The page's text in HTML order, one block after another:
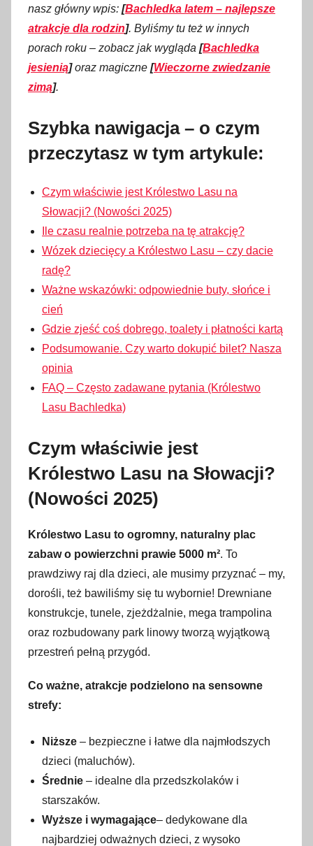
nasz główny wpis: [Bachledka latem – najlepsze
atrakcje dla rodzin]. Byliśmy tu też w innych
porach roku – zobacz jak wygląda [Bachledka
jesienią]oraz magiczne [Wieczorne zwiedzanie
zimą].
Szybka nawigacja – o czym
przeczytasz w tym artykule:
Czym właściwie jest Królestwo Lasu na
Słowacji? (Nowości 2025)
Ile czasu realnie potrzeba na tę atrakcję?
Wózek dziecięcy a Królestwo Lasu – czy dacie
radę?
Ważne wskazówki: odpowiednie buty, słońce i
cień
Gdzie zjeść coś dobrego, toalety i płatności kartą
Podsumowanie. Czy warto dokupić bilet? Nasza
opinia
FAQ – Często zadawane pytania (Królestwo
Lasu Bachledka)
Czym właściwie jest
Królestwo Lasu na Słowacji?
(Nowości 2025)
Królestwo Lasu to ogromny, naturalny plac
zabaw o powierzchni prawie 5000 m². To
prawdziwy raj dla dzieci, ale musimy przyznać – my,
dorośli, też bawiliśmy się tu wybornie! Drewniane
konstrukcje, tunele, zjeżdżalnie, mega trampolina
oraz rozbudowany park linowy tworzą wyjątkową
przestreń pełną przygód.
Co ważne, atrakcje podzielono na sensowne
strefy:
Niższe – bezpieczne i łatwe dla najmłodszych
dzieci (maluchów).
Średnie – idealne dla przedszkolaków i
starszaków.
Wyższe i wymagające– dedykowane dla
najbardziej odważnych dzieci, z wysoko